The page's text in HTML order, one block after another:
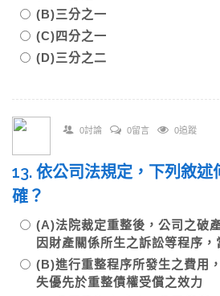
(B)三分之一
(C)四分之一
(D)三分之二
0討論 0留言 0追蹤
13. 依公司法規定，下列敘述
確？
(A)法院裁定重整後，公司之破
因財產關係所生之訴訟等程序
(B)進行重整程序所發生之費用
失優先於重整債權受償之效力